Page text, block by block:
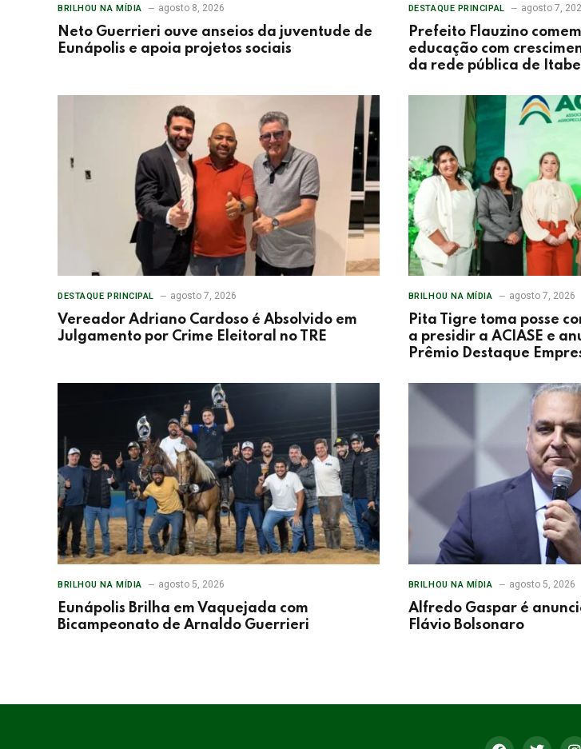
BRILHOU NA MÍDIA agosto 8, 2026
Neto Guerrieri ouve anseios da juventude de
Eunápolis e apoia projetos sociais
DESTAQUE PRINCIPAL agosto 7,
Prefeito Flauzino
educação com
da rede pública de
DESTAQUE PRINCIPAL agosto 7, 2026
Vereador Adriano Cardoso é Absolvido em
Julgamento por Crime Eleitoral no TRE
BRILHOU NA MÍDIA agosto 7, 2026
Pita Tigre toma posse
a presidir a ACIASE e
Prêmio Destaque
BRILHOU NA MÍDIA agosto 5, 2026
Eunápolis Brilha em Vaquejada com
Bicampeonato de Arnaldo Guerrieri
BRILHOU NA MÍDIA agosto 5, 2026
Alfredo Gaspar é
Flávio Bolsonaro